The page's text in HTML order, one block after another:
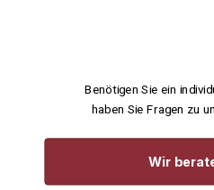
Benötigen Sie ein
haben Sie Fragen zu
Wir